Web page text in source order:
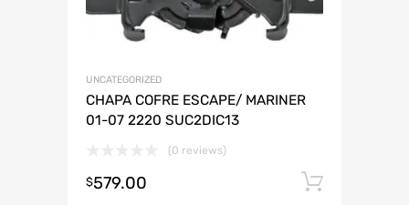
UNCATEGORIZED
CHAPA COFRE ESCAPE/ MARINER
01-07 2220 SUC2DIC13
(0 reviews)
$579.00